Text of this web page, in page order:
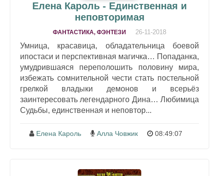
Елена Кароль - Единственная и
неповторимая
ФАНТАСТИКА, ФЭНТЕЗИ 26-11-2018
Умница, красавица, обладательница боевой
ипостаси и перспективная магичка… Попаданка,
умудрившаяся переполошить половину мира,
избежать сомнительной чести стать постельной
грелкой владыки демонов и всерьёз
заинтересовать легендарного Дина… Любимица
Судьбы, единственная и неповтор...
Елена Кароль Алла Човжик 08:49:07